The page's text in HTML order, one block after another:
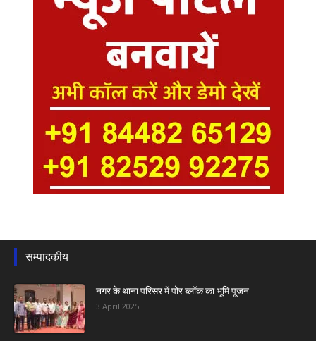
सम्पादकीय
नगर के थाना परिसर में पोर ब्लॉक का भूमि पूजन
3 April 2025